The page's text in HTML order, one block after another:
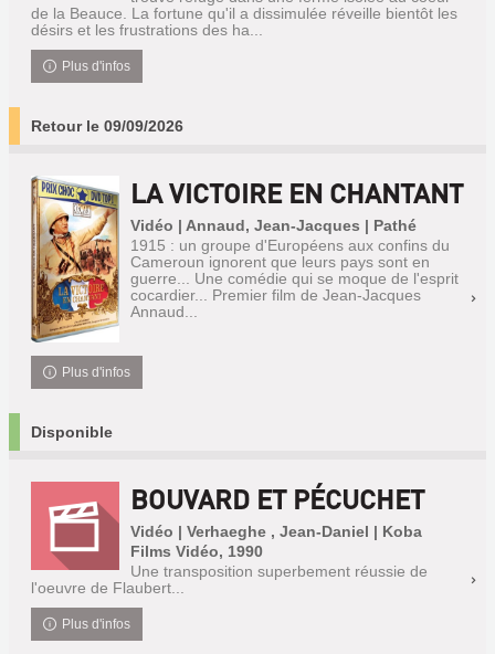
de la Beauce. La fortune qu'il a dissimulée réveille bientôt les
désirs et les frustrations des ha...
Plus d'infos
Retour le 09/09/2026
LA VICTOIRE EN CHANTANT
Vidéo | Annaud, Jean-Jacques | Pathé
1915 : un groupe d'Européens aux confins du
Cameroun ignorent que leurs pays sont en
guerre... Une comédie qui se moque de l'esprit
cocardier... Premier film de Jean-Jacques
Annaud...
Plus d'infos
Disponible
BOUVARD ET PÉCUCHET
Vidéo | Verhaeghe , Jean-Daniel | Koba
Films Vidéo, 1990
Une transposition superbement réussie de
l'oeuvre de Flaubert...
Plus d'infos